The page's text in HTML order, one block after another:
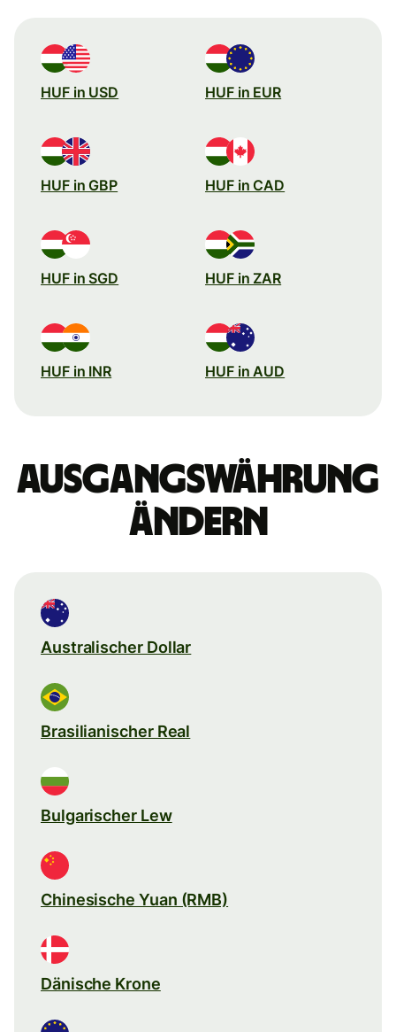
HUF in USD HUF in EUR
HUF in GBP HUF in CAD
HUF in SGD HUF in ZAR
HUF in INR HUF in AUD
Ausgangswährung
ändern
Australischer Dollar
Brasilianischer Real
Bulgarischer Lew
Chinesische Yuan (RMB)
Dänische Krone